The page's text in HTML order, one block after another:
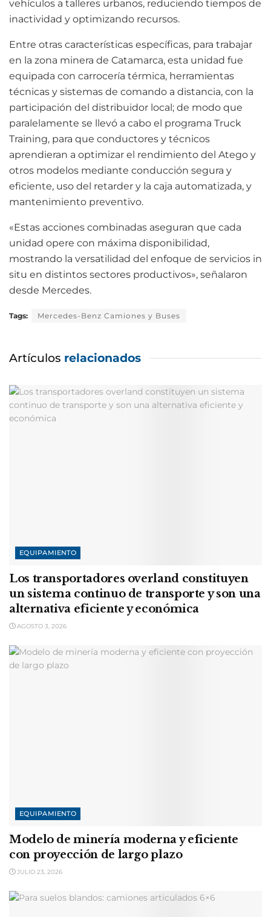
vehículos a talleres urbanos, reduciendo tiempos de
inactividad y optimizando recursos.
Entre otras características específicas, para trabajar
en la zona minera de Catamarca, esta unidad fue
equipada con carrocería térmica, herramientas
técnicas y sistemas de comando a distancia, con la
participación del distribuidor local; de modo que
paralelamente se llevó a cabo el programa Truck
Training, para que conductores y técnicos
aprendieran a optimizar el rendimiento del Atego y
otros modelos mediante conducción segura y
eficiente, uso del retarder y la caja automatizada, y
mantenimiento preventivo.
«Estas acciones combinadas aseguran que cada
unidad opere con máxima disponibilidad,
mostrando la versatilidad del enfoque de servicios in
situ en distintos sectores productivos», señalaron
desde Mercedes.
Tags: Mercedes-Benz Camiones y Buses
Artículos relacionados
EQUIPAMIENTO
Los transportadores overland constituyen
un sistema continuo de transporte y son una
alternativa eficiente y económica
AGOSTO 3, 2026
EQUIPAMIENTO
Modelo de minería moderna y eficiente
con proyección de largo plazo
JULIO 23, 2026